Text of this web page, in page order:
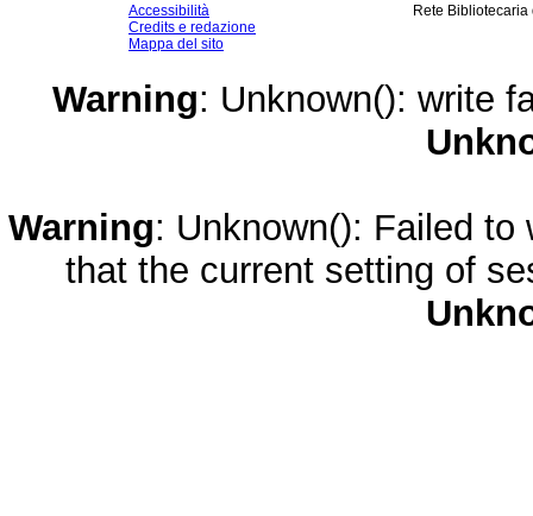
Accessibilità
Credits e redazione
Mappa del sito
Rete
Warning: Unknown(): write
Warning: Unknown(): Failed
that the current setting of